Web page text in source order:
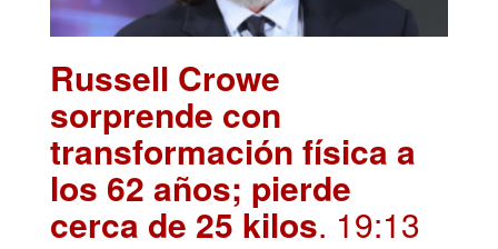
Russell Crowe
sorprende con
transformación física a
los 62 años; pierde
cerca de 25 kilos. 19:13